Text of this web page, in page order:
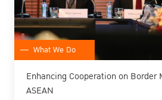
What We Do
Enhancing Cooperation on Border
ASEAN